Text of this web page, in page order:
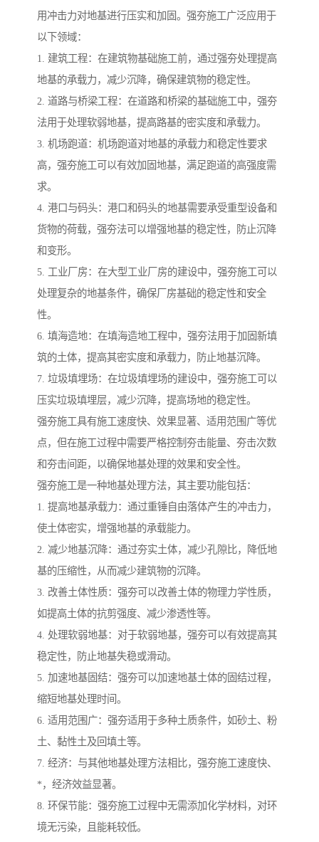
用冲击力对地基进行压实和加固。强夯施工广泛应用于
以下领域：
1. 建筑工程：在建筑物基础施工前，通过强夯处理提高
地基的承载力，减少沉降，确保建筑物的稳定性。
2. 道路与桥梁工程：在道路和桥梁的基础施工中，强夯
法用于处理软弱地基，提高路基的密实度和承载力。
3. 机场跑道：机场跑道对地基的承载力和稳定性要求
高，强夯施工可以有效加固地基，满足跑道的高强度需
求。
4. 港口与码头：港口和码头的地基需要承受重型设备和
货物的荷载，强夯法可以增强地基的稳定性，防止沉降
和变形。
5. 工业厂房：在大型工业厂房的建设中，强夯施工可以
处理复杂的地基条件，确保厂房基础的稳定性和安全
性。
6. 填海造地：在填海造地工程中，强夯法用于加固新填
筑的土体，提高其密实度和承载力，防止地基沉降。
7. 垃圾填埋场：在垃圾填埋场的建设中，强夯施工可以
压实垃圾填埋层，减少沉降，提高场地的稳定性。
强夯施工具有施工速度快、效果显著、适用范围广等优
点，但在施工过程中需要严格控制夯击能量、夯击次数
和夯击间距，以确保地基处理的效果和安全性。
强夯施工是一种地基处理方法，其主要功能包括：
1. 提高地基承载力：通过重锤自由落体产生的冲击力，
使土体密实，增强地基的承载能力。
2. 减少地基沉降：通过夯实土体，减少孔隙比，降低地
基的压缩性，从而减少建筑物的沉降。
3. 改善土体性质：强夯可以改善土体的物理力学性质，
如提高土体的抗剪强度、减少渗透性等。
4. 处理软弱地基：对于软弱地基，强夯可以有效提高其
稳定性，防止地基失稳或滑动。
5. 加速地基固结：强夯可以加速地基土体的固结过程，
缩短地基处理时间。
6. 适用范围广：强夯适用于多种土质条件，如砂土、粉
土、黏性土及回填土等。
7. 经济：与其他地基处理方法相比，强夯施工速度快、
*，经济效益显著。
8. 环保节能：强夯施工过程中无需添加化学材料，对环
境无污染，且能耗较低。